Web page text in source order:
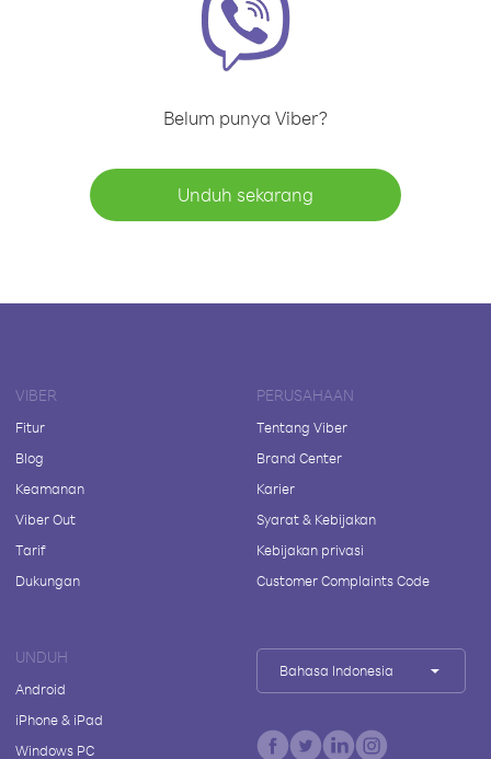
Belum punya Viber?
Unduh sekarang
VIBER
Fitur
Blog
Keamanan
Viber Out
Tarif
Dukungan
PERUSAHAAN
Tentang Viber
Brand Center
Karier
Syarat & Kebijakan
Kebijakan privasi
Customer Complaints Code
UNDUH
Android
iPhone & iPad
Windows PC
Bahasa Indonesia